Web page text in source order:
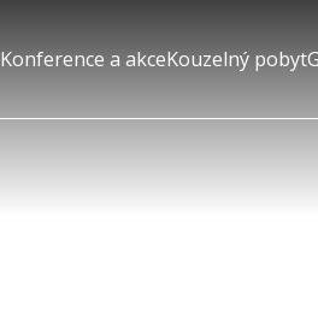
Konference a akceKouzelný pobyt